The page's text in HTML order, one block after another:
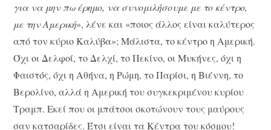
για να μην πω έρημο, να συνομιλήσουμε με το κέντρο,
με την Αμερική», λένε και «ποιος άλλος είναι καλύτερος
από τον κύριο Καλύβα»; Μάλιστα, το κέντρο η Αμερική.
Όχι οι Δελφοί, το Δελχί, το Πεκίνο, οι Μυκήνες, όχι η
Φαιστός, όχι η Αθήνα, η Ρώμη, το Παρίσι, η Βιέννη, το
Βερολίνο, αλλά η Αμερική του συγκεκριμένου κυρίου
Τραμπ. Εκεί που οι μπάτσοι σκοτώνουν τους μαύρους
σαν κατσαρίδες. Έτσι είναι τα Κέντρα του κόσμου!